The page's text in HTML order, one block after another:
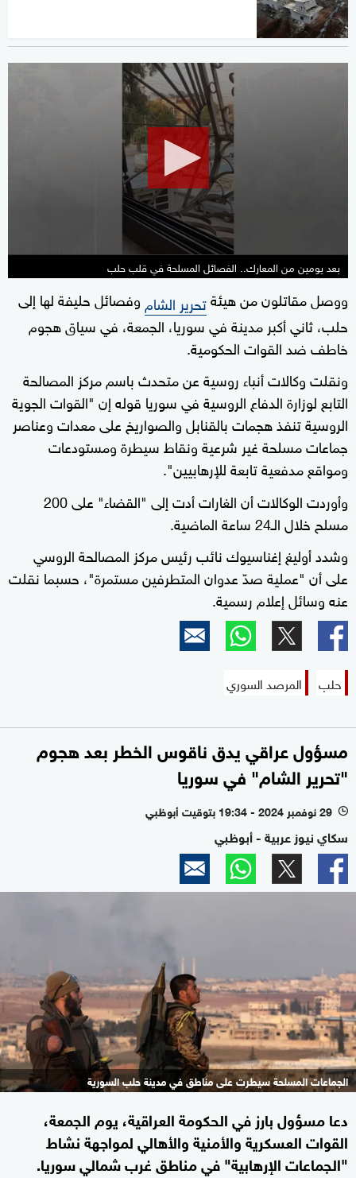
بعد يومين من المعارك.. الفصائل المسلحة في قلب حلب
ووصل مقاتلون من هيئةتحرير الشام وفصائل حليفة لها إلى
حلب، ثاني أكبر مدينة في سوريا، الجمعة، في سياق هجوم
خاطف ضد القوات الحكومية.
ونقلت وكالات أنباء روسية عن متحدث باسم مركز المصالحة
التابع لوزارة الدفاع الروسية في سوريا قوله إن "القوات الجوية
الروسية تنفذ هجمات بالقنابل والصواريخ على معدات وعناصر
جماعات مسلحة غير شرعية ونقاط سيطرة ومستودعات
ومواقع مدفعية تابعة للإرهابيين".
وأوردت الوكالات أن الغارات أدت إلى "القضاء" على 200
مسلح خلال الـ24 ساعة الماضية.
وشدد أوليغ إغناسيوك نائب رئيس مركز المصالحة الروسي
على أن "عملية صدّ عدوان المتطرفين مستمرة"، حسبما نقلت
عنه وسائل إعلام رسمية.
حلب المرصد السوري
مسؤول عراقي يدق ناقوس الخطر بعد هجوم
"تحرير الشام" في سوريا
l 29 نوفمبر 2024 - 19:34 بتوقيت أبوظبي
سكاي نيوز عربية - أبوظبي
الجماعات المسلحة سيطرت على مناطق في مدينة حلب السورية
دعا مسؤول بارز في الحكومة العراقية، يوم الجمعة،
القوات العسكرية والأمنية والأهالي لمواجهة نشاط
"الجماعات الإرهابية" في مناطق غرب شمالي سوريا.